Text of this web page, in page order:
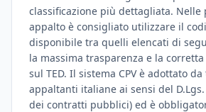
classificazione più dettagliata. Nelle
appalto è consigliato utilizzare il
disponibile tra quelli elencati di
la massima trasparenza e la
sul TED. Il sistema CPV è adottato
appaltanti italiane ai sensi del D.Lgs.
dei contratti pubblici) ed è